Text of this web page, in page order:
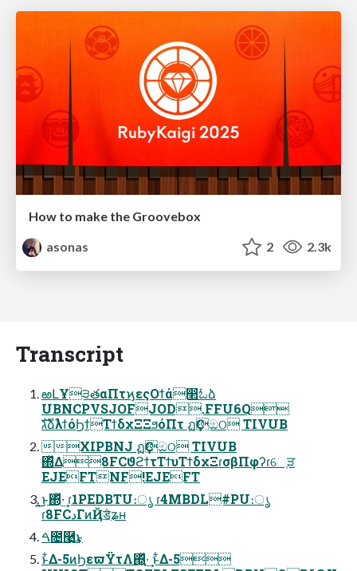
How to make the Groovebox
asonas
2 2.3k
Transcript
ఱԼҰ੩తαΠτϗεςΟϯά෢ಓձ
UBNCPVSJOFJOD.FFU6Q
גࣜձࣾλϯόϦϯΤϯδχΞΞϧόΠτ ฏҪඔଠ TIVUB
XIPBNJ ฏҪඔଠ TIVUB
΍ͬͯΔ8FCϑϩϯτΤϯυΤϯδχΞɾσβΠφʔɾେֶੜ
EJEFTNF!EJEFT
͜͏͍͏͜ͱ΍ͬͯ·͢ ɾ1PEDBTU։ൃ ɾ4MBDL#PU։ൃ
ɾ8FCدΓͷҊ݅ॾʑʜ
ࠓ೔࿩͢͜ͱ
ͱ͋Δ-5ͷϦεϖΫτΛ΍͍͖ͬͯ·͢ ͱ͋Δ-5